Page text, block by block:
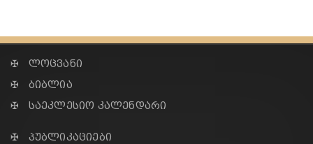
✠ ლოცვანი
✠ ბიბლია
✠ საეკლესიო კალენდარი
✠ პუბლიკაციები